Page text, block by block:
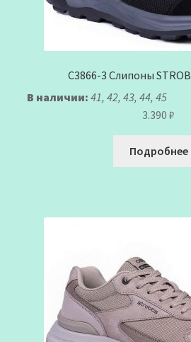
C3866-3 Слипоны
В наличии: 41, 42, 43, 44, 45
3.390 ₽
Подробнее